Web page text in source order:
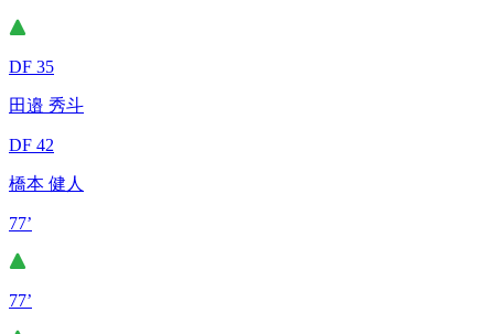
DF 35
田邉 秀斗
DF 42
橋本 健人
77’
77’